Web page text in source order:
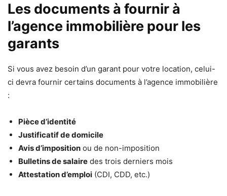
Les documents à fournir à
l’agence immobilière pour les
garants
Si vous avez besoin d’un garant pour votre location, celui-
ci devra fournir certains documents à l’agence immobilière
:
Pièce d’identité
Justificatif de domicile
Avis d’imposition ou de non-imposition
Bulletins de salaire des trois derniers mois
Attestation d’emploi (CDI, CDD, etc.)